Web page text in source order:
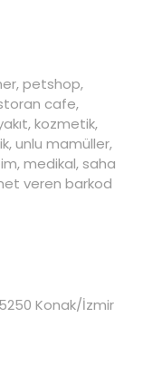
petshop,
cafe,
kozmetik,
unlu mamüller,
medikal, saha
veren barkod
Konak/İzmir